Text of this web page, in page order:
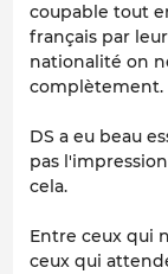
coupable tout
français par
nationalité on
complètement.
DS a eu beau
pas
cela.
Entre ceux qui
ceux qui